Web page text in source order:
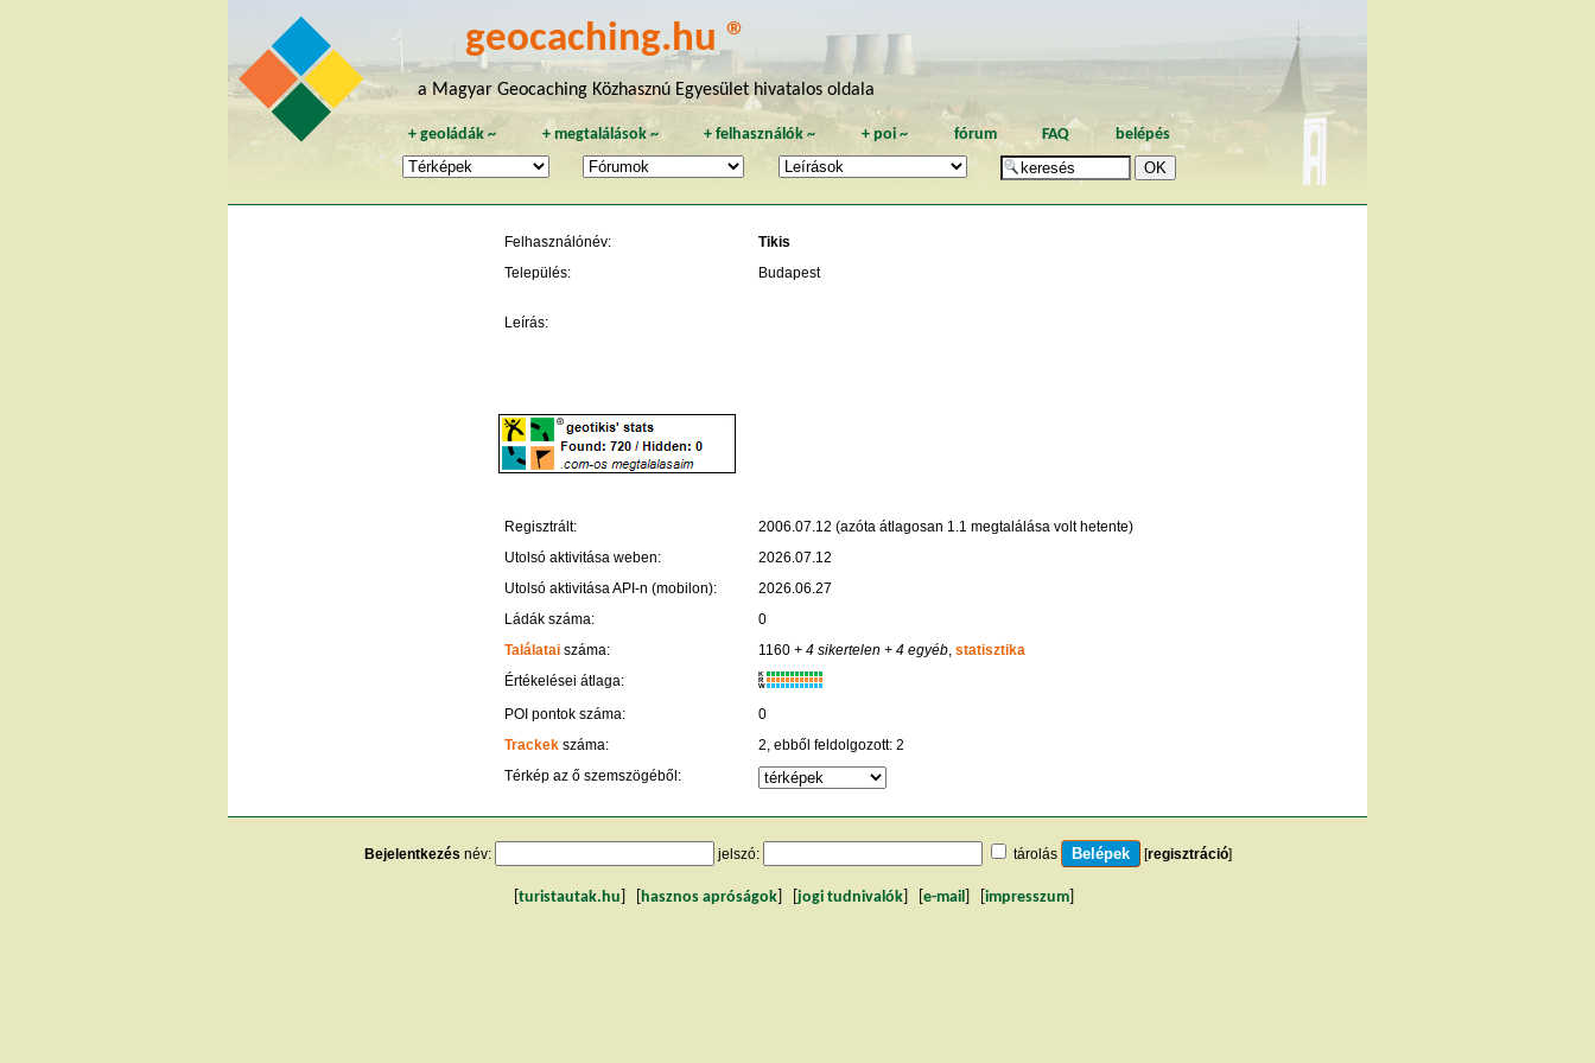
geocaching.hu ®
a Magyar Geocaching Közhasznú Egyesület hivatalos oldala
+geoládák ~ +megtalálások~ +felhasználók ~ + poi~ fórum FAQ belépés
Felhasználónév:
Tikis
Település:
Budapest
Leírás:
Regisztrált:
2006.07.12 (azóta átlagosan 1.1 megtalálása volt hetente)
Utolsó aktivitása weben:
2026.07.12
Utolsó aktivitása API-n (mobilon):
2026.06.27
Ládák száma:
0
Találatai száma: 1160+ 4 sikertelen + 4 egyéb, statisztika
Értékelései átlaga:
K
R
W
POI pontok száma:
0
Trackek száma:
2, ebből feldolgozott: 2
Térkép az ő szemszögéből:
Bejelentkezés név: jelszó: tárolás [regisztráció]
turistautak.hu hasznos apróságok jogi tudnivalók e-mail impresszum